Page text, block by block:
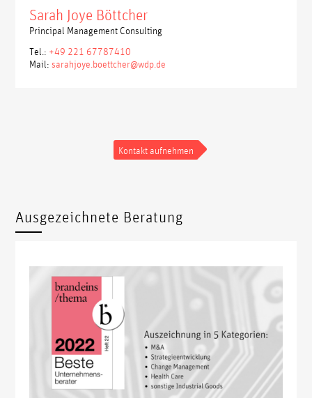
Sarah Joye Böttcher
Principal Management Consulting
Tel.: +49 221 67787410
Mail:sarahjoye.boettcher@wdp.de
Kontakt aufnehmen
Ausgezeichnete Beratung